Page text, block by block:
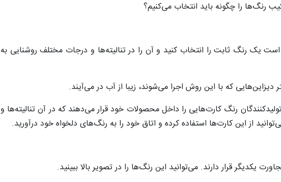
رنگ‌ها را چگونه باید انتخاب می‌کنیم؟
یک رنگ ثابت را انتخاب کنید و آن را در تنالیته‌ها و درجات مختلف روشنایی به
که با این روش اجرا می‌شوند، زیبا از آب در می‌آیند.
رنگ کارت‌هایی را داخل محصولات خود قرار می‌دهند که در آن تنالیته‌ها و
از این کارت‌ها استفاده کرده و اتاق خود را به رنگ‌های دلخواه خود درآورید.
قرار دارند. می‌توانید این رنگ‌ها را در تصویر بالا ببینید.